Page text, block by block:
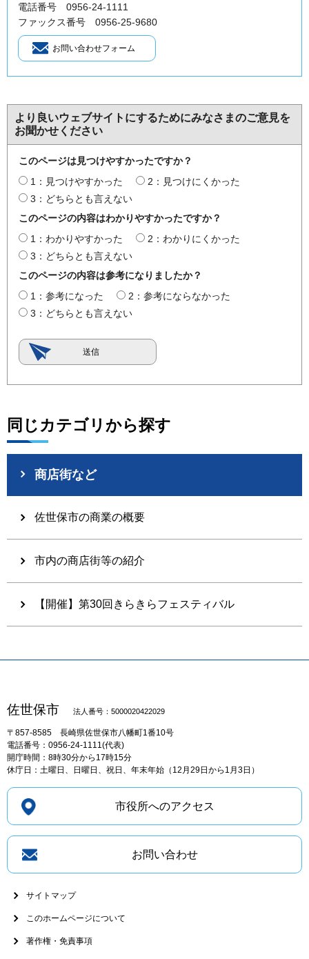
電話番号 0956-24-1111
ファックス番号 0956-25-9680
より良いウェブサイトにするためにみなさまのご意見を
お聞かせください
このページは見つけやすかったですか？
1：見つけやすかった
2：見つけにくかった
3：どちらとも言えない
このページの内容はわかりやすかったですか？
1：わかりやすかった
2：わかりにくかった
3：どちらとも言えない
このページの内容は参考になりましたか？
1：参考になった
2：参考にならなかった
3：どちらとも言えない
同じカテゴリから探す
商店街など
佐世保市の商業の概要
市内の商店街等の紹介
【開催】第30回きらきらフェスティバル
佐世保市 法人番号：5000020422029
〒857-8585 長崎県佐世保市八幡町1番10号
電話番号：0956-24-1111(代表)
開庁時間：8時30分から17時15分
休庁日：土曜日、日曜日、祝日、年末年始（12月29日から1月3日）
市役所へのアクセス
お問い合わせ
サイトマップ
このホームページについて
著作権・免責事項